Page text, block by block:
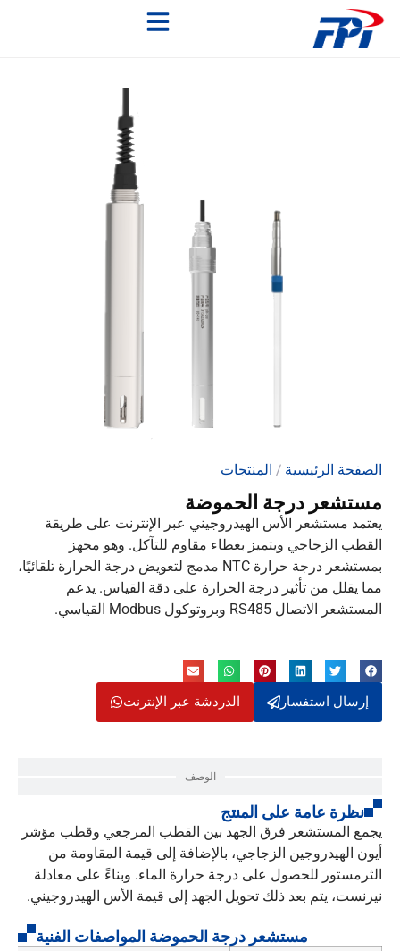
الصفحة الرئيسية / المنتجات
مستشعر درجة الحموضة
يعتمد مستشعر الأس الهيدروجيني عبر الإنترنت على طريقة
القطب الزجاجي ويتميز بغطاء مقاوم للتآكل. وهو مجهز
بمستشعر درجة حرارة NTC مدمج لتعويض درجة الحرارة تلقائيًا،
مما يقلل من تأثير درجة الحرارة على دقة القياس. يدعم
المستشعر الاتصال RS485 وبروتوكول Modbus القياسي.
إرسال استفسار الدردشة عبر الإنترنت
الوصف
نظرة عامة على المنتج
يجمع المستشعر فرق الجهد بين القطب المرجعي وقطب مؤشر
أيون الهيدروجين الزجاجي، بالإضافة إلى قيمة المقاومة من
الثرمستور للحصول على درجة حرارة الماء. وبناءً على معادلة
نيرنست، يتم بعد ذلك تحويل الجهد إلى قيمة الأس الهيدروجيني.
مستشعر درجة الحموضة المواصفات الفنية